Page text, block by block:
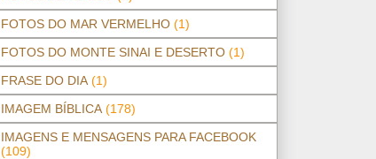
FOTOS DO MAR VERMELHO (1)
FOTOS DO MONTE SINAI E DESERTO (1)
FRASE DO DIA (1)
IMAGEM BÍBLICA (178)
IMAGENS E MENSAGENS PARA FACEBOOK
(109)